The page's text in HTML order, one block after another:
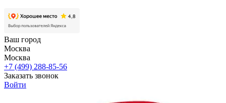
Ваш город
Москва
Москва
+7 (499) 288-85-56
Заказать звонок
Войти